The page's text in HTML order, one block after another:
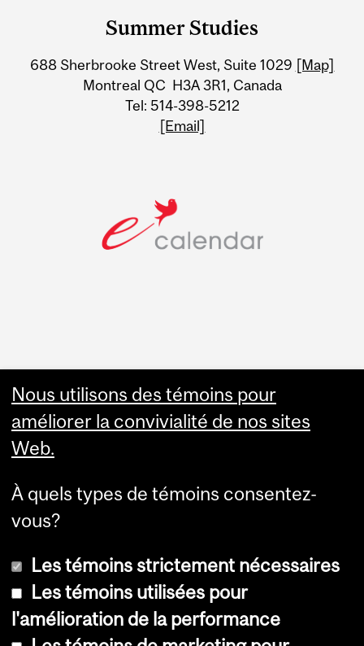
Information
Summer Studies
688 Sherbrooke Street West, Suite 1029 [Map]
Montreal QC H3A 3R1, Canada
Tel: 514-398-5212
[Email]
Faculty Links
Contact
© Université McGill, 2026
Nous utilisons des témoins pour
améliorer la convivialité de nos sites
Web.
À quels types de témoins consentez-
vous?
Les témoins strictement nécessaires
Les témoins utilisées pour
l'amélioration de la performance